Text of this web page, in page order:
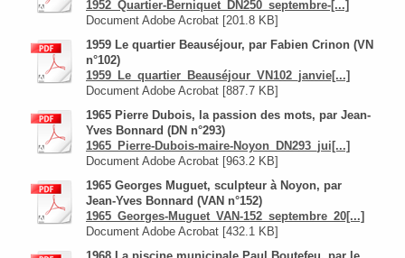
1952_Quartier-Berniquet_DN250_septembre-[...]
Document Adobe Acrobat [201.8 KB]
1959 Le quartier Beauséjour, par Fabien Crinon (VN
n°102)
1959_Le_quartier_Beauséjour_VN102_janvie[...]
Document Adobe Acrobat [887.7 KB]
1965 Pierre Dubois, la passion des mots, par Jean-
Yves Bonnard (DN n°293)
1965_Pierre-Dubois-maire-Noyon_DN293_jui[...]
Document Adobe Acrobat [963.2 KB]
1965 Georges Muguet, sculpteur à Noyon, par
Jean-Yves Bonnard (VAN n°152)
1965_Georges-Muguet_VAN-152_septembre_20[...]
Document Adobe Acrobat [432.1 KB]